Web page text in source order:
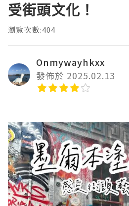
受街頭文化！
瀏覽次數:404
Onmywayhkxx
發佈於 2025.02.13